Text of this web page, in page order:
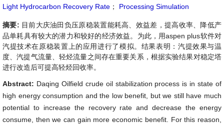
Light Hydrocarbon Recovery Rate ； Processing Simulation
摘要: 目前大庆油田负压原稳装置能耗高、效益差，提高收率、降低产
品单耗具有较大的潜力和较好的经济效益。为此，用aspen plus软件对
汽提技术在原稳装置上的应用进行了模拟。结果表明：汽提效果与温
度、汽提气流量、轻烃流量之间存在重要关系，根据实验结果对稳定塔
进行改造后可提高轻烃回收率。
Abstract: Daqing Oilfield crude oil stabilization process is in state of
high energy consumption and the low benefit, but we still have much
potential to increase the recovery rate and decrease the energy
consume, then we can gain more economic benefit. For this reason,